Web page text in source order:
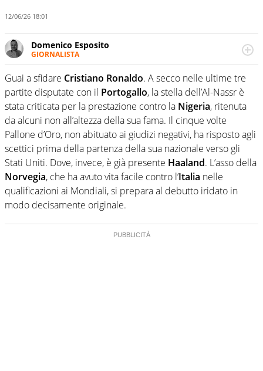
12/06/26 18:01
Domenico Esposito
GIORNALISTA
Da vent’anni in campo e sul campo per vivere ogni evento
in tutte le sue sfaccettature. Passione smisurata per il
calcio e per la sfera di cuoio. Il pallone è una cosa
serissima, guai a dirgli di no
Guai a sfidare Cristiano Ronaldo. A secco nelle ultime tre
partite disputate con il Portogallo, la stella dell’Al-Nassr è
stata criticata per la prestazione contro la Nigeria, ritenuta
da alcuni non all’altezza della sua fama. Il cinque volte
Pallone d’Oro, non abituato ai giudizi negativi, ha risposto agli
scettici prima della partenza della sua nazionale verso gli
Stati Uniti. Dove, invece, è già presente Haaland. L’asso della
Norvegia, che ha avuto vita facile contro l’Italia nelle
qualificazioni ai Mondiali, si prepara al debutto iridato in
modo decisamente originale.